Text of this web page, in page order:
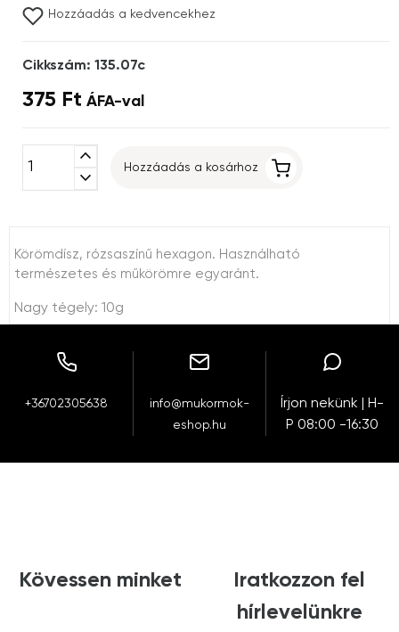
Hozzáadás a kedvencekhez
Cikkszám: 135.07c
375 Ft ÁFA-val
expand_less
expand_more
Hozzáadás a kosárhoz
Körömdísz, rózsaszínű hexagon. Használható
természetes és műkörömre egyaránt.
Nagy tégely: 10g
+36702305638
info@mukormok-
eshop.hu
Írjon nekünk | H-
P 08:00 -16:30
Kövessen minket
Iratkozzon fel
hírlevelünkre